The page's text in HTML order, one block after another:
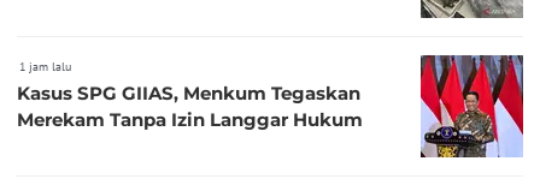
1 jam lalu
Kasus SPG GIIAS, Menkum Tegaskan
Merekam Tanpa Izin Langgar Hukum